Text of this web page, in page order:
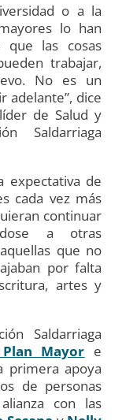
o a la
lo han
las cosas
trabajar,
No es un
adelante”, dice
de Salud y
Saldarriaga
expectativa de
cada vez más
continuar
a otras
que no
por falta
artes y
Saldarriaga
Mayor e
primera apoya
de personas
con las